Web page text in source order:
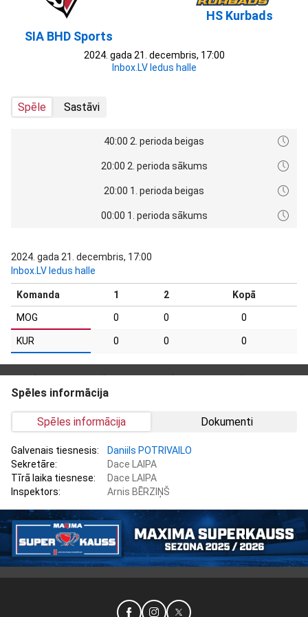
SIA BHD Sports
HS Kurbads
2024. gada 21. decembris, 17:00
Inbox.LV ledus halle
Spēle Sastāvi
40:00 2. perioda beigas
20:00 2. perioda sākums
20:00 1. perioda beigas
00:00 1. perioda sākums
2024. gada 21. decembris, 17:00
Inbox.LV ledus halle
Komanda 1 2 Kopā
MOG 0 0 0
KUR 0 0 0
Spēles informācija
Spēles informācija Dokumenti
Galvenais tiesnesis:
Daniils POTRIVAILO
Sekretāre:
Dace LAIPA
Tīrā laika tiesnese:
Dace LAIPA
Inspektors:
Arnis BĒRZIŅŠ